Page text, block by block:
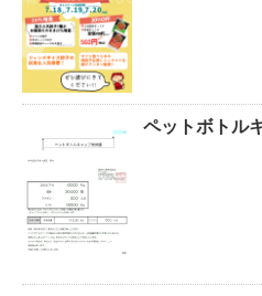
ペットボトル